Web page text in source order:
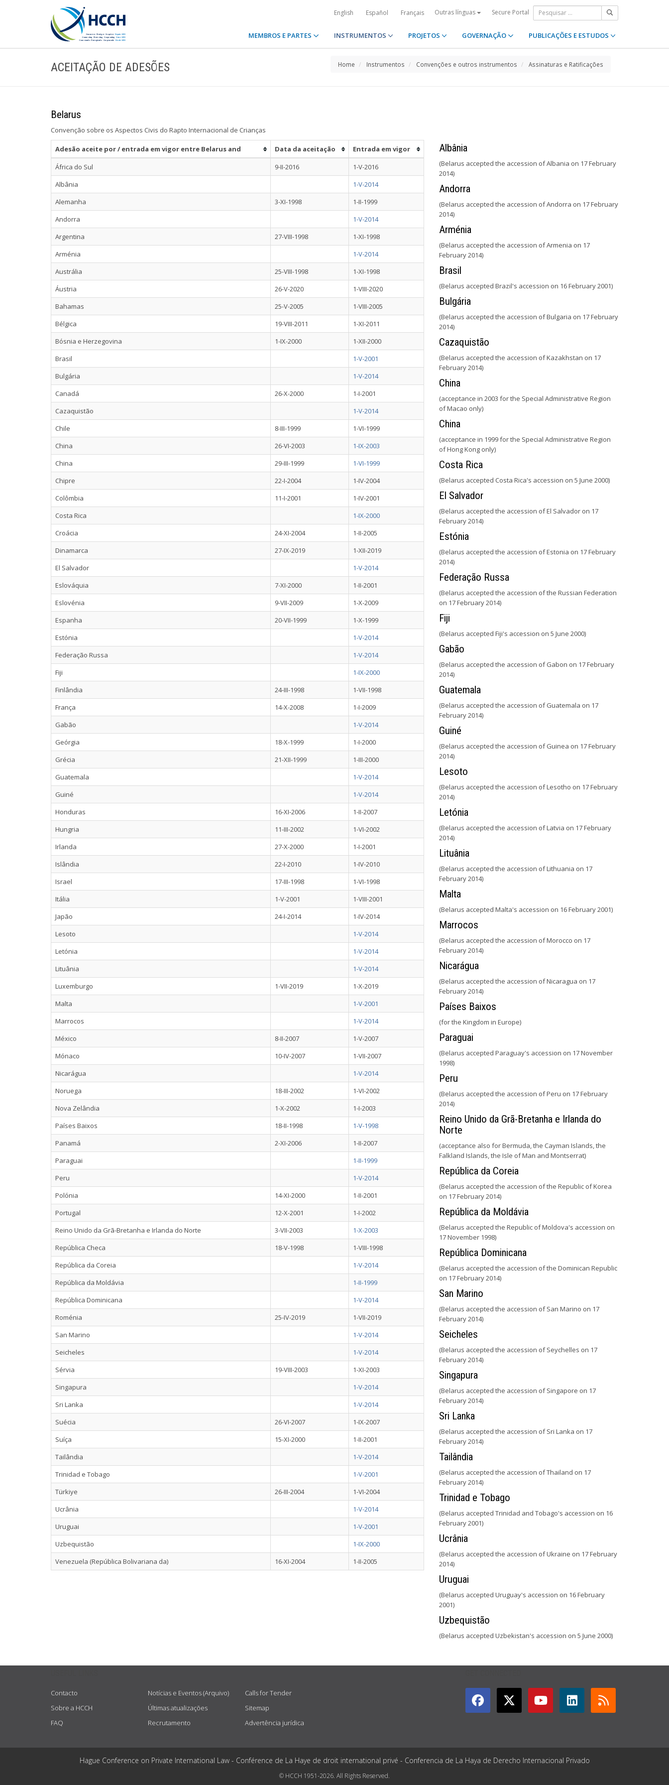
English Español Français Outras línguas Secure Portal
MEMBROS E PARTES INSTRUMENTOS PROJETOS GOVERNAÇÃO PUBLICAÇÕES E ESTUDOS
ACEITAÇÃO DE ADESÕES Home Instrumentos Convenções e outros instrumentos Assinaturas e Ratificações
Belarus
Convenção sobre os Aspectos Civis do Rapto Internacional de Crianças
Adesão aceite por / entrada em vigor entre Belarus and Data da aceitação
Entrada em vigor
África do Sul
9-II-2016
1-V-2016
Albânia
1-V-2014
Alemanha
3-XI-1998
1-II-1999
Andorra
1-V-2014
Argentina
27-VIII-1998
1-XI-1998
Arménia
1-V-2014
Austrália
25-VIII-1998
1-XI-1998
Áustria
26-V-2020
1-VIII-2020
Bahamas
25-V-2005
1-VIII-2005
Bélgica
19-VIII-2011
1-XI-2011
Bósnia e Herzegovina
1-IX-2000
1-XII-2000
Brasil
1-V-2001
Bulgária
1-V-2014
Canadá
26-X-2000
1-I-2001
Cazaquistão
1-V-2014
Chile
8-III-1999
1-VI-1999
China
26-VI-2003
1-IX-2003
China
29-III-1999
1-VI-1999
Chipre
22-I-2004
1-IV-2004
Colômbia
11-I-2001
1-IV-2001
Costa Rica
1-IX-2000
Croácia
24-XI-2004
1-II-2005
Dinamarca
27-IX-2019
1-XII-2019
El Salvador
1-V-2014
Eslováquia
7-XI-2000
1-II-2001
Eslovénia
9-VII-2009
1-X-2009
Espanha
20-VII-1999
1-X-1999
Estónia
1-V-2014
Federação Russa
1-V-2014
Fiji
1-IX-2000
Finlândia
24-III-1998
1-VII-1998
França
14-X-2008
1-I-2009
Gabão
1-V-2014
Geórgia
18-X-1999
1-I-2000
Grécia
21-XII-1999
1-III-2000
Guatemala
1-V-2014
Guiné
1-V-2014
Honduras
16-XI-2006
1-II-2007
Hungria
11-III-2002
1-VI-2002
Irlanda
27-X-2000
1-I-2001
Islândia
22-I-2010
1-IV-2010
Israel
17-III-1998
1-VI-1998
Itália
1-V-2001
1-VIII-2001
Japão
24-I-2014
1-IV-2014
Lesoto
1-V-2014
Letónia
1-V-2014
Lituânia
1-V-2014
Luxemburgo
1-VII-2019
1-X-2019
Malta
1-V-2001
Marrocos
1-V-2014
México
8-II-2007
1-V-2007
Mónaco
10-IV-2007
1-VII-2007
Nicarágua
1-V-2014
Noruega
18-III-2002
1-VI-2002
Nova Zelândia
1-X-2002
1-I-2003
Países Baixos
18-II-1998
1-V-1998
Panamá
2-XI-2006
1-II-2007
Paraguai
1-II-1999
Peru
1-V-2014
Polónia
14-XI-2000
1-II-2001
Portugal
12-X-2001
1-I-2002
Reino Unido da Grã-Bretanha e Irlanda do Norte
3-VII-2003
1-X-2003
República Checa
18-V-1998
1-VIII-1998
República da Coreia
1-V-2014
República da Moldávia
1-II-1999
República Dominicana
1-V-2014
Roménia
25-IV-2019
1-VII-2019
San Marino
1-V-2014
Seicheles
1-V-2014
Sérvia
19-VIII-2003
1-XI-2003
Singapura
1-V-2014
Sri Lanka
1-V-2014
Suécia
26-VI-2007
1-IX-2007
Suíça
15-XI-2000
1-II-2001
Tailândia
1-V-2014
Trinidad e Tobago
1-V-2001
Türkiye
26-III-2004
1-VI-2004
Ucrânia
1-V-2014
Uruguai
1-V-2001
Uzbequistão
1-IX-2000
Venezuela (República Bolivariana da)
16-XI-2004 1-II-2005
Albânia
(Belarus accepted the accession of Albania on 17 February
2014)
Andorra
(Belarus accepted the accession of Andorra on 17 February
2014)
Arménia
(Belarus accepted the accession of Armenia on 17
February 2014)
Brasil
(Belarus accepted Brazil's accession on 16 February 2001)
Bulgária
(Belarus accepted the accession of Bulgaria on 17 February
2014)
Cazaquistão
(Belarus accepted the accession of Kazakhstan on 17
February 2014)
China
(acceptance in 2003 for the Special Administrative Region
of Macao only)
China
(acceptance in 1999 for the Special Administrative Region
of Hong Kong only)
Costa Rica
(Belarus accepted Costa Rica's accession on 5 June 2000)
El Salvador
(Belarus accepted the accession of El Salvador on 17
February 2014)
Estónia
(Belarus accepted the accession of Estonia on 17 February
2014)
Federação Russa
(Belarus accepted the accession of the Russian Federation
on 17 February 2014)
Fiji
(Belarus accepted Fiji's accession on 5 June 2000)
Gabão
(Belarus accepted the accession of Gabon on 17 February
2014)
Guatemala
(Belarus accepted the accession of Guatemala on 17
February 2014)
Guiné
(Belarus accepted the accession of Guinea on 17 February
2014)
Lesoto
(Belarus accepted the accession of Lesotho on 17 February
2014)
Letónia
(Belarus accepted the accession of Latvia on 17 February
2014)
Lituânia
(Belarus accepted the accession of Lithuania on 17
February 2014)
Malta
(Belarus accepted Malta's accession on 16 February 2001)
Marrocos
(Belarus accepted the accession of Morocco on 17
February 2014)
Nicarágua
(Belarus accepted the accession of Nicaragua on 17
February 2014)
Países Baixos
(for the Kingdom in Europe)
Paraguai
(Belarus accepted Paraguay's accession on 17 November
1998)
Peru
(Belarus accepted the accession of Peru on 17 February
2014)
Reino Unido da Grã-Bretanha e Irlanda do
Norte
(acceptance also for Bermuda, the Cayman Islands, the
Falkland Islands, the Isle of Man and Montserrat)
República da Coreia
(Belarus accepted the accession of the Republic of Korea
on 17 February 2014)
República da Moldávia
(Belarus accepted the Republic of Moldova's accession on
17 November 1998)
República Dominicana
(Belarus accepted the accession of the Dominican Republic
on 17 February 2014)
San Marino
(Belarus accepted the accession of San Marino on 17
February 2014)
Seicheles
(Belarus accepted the accession of Seychelles on 17
February 2014)
Singapura
(Belarus accepted the accession of Singapore on 17
February 2014)
Sri Lanka
(Belarus accepted the accession of Sri Lanka on 17
February 2014)
Tailândia
(Belarus accepted the accession of Thailand on 17
February 2014)
Trinidad e Tobago
(Belarus accepted Trinidad and Tobago's accession on 16
February 2001)
Ucrânia
(Belarus accepted the accession of Ukraine on 17 February
2014)
Uruguai
(Belarus accepted Uruguay's accession on 16 February
2001)
Uzbequistão
(Belarus accepted Uzbekistan's accession on 5 June 2000)
Contacto
Sobre a HCCH
FAQ
Notícias e Eventos (Arquivo)
Últimas atualizações
Recrutamento
Calls for Tender
Sitemap
Advertência jurídica
Hague Conference on Private International Law - Conférence de La Haye de droit international privé - Conferencia de La Haya de Derecho Internacional Privado
© HCCH 1951-2026. All Rights Reserved.